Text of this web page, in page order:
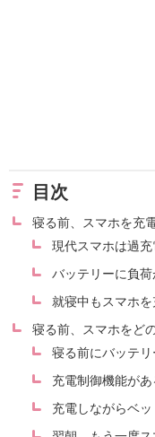
目次
寝る前、スマホを充
現代スマホは過
バッテリーに負
就寝中もスマホ
寝る前、スマホをど
寝る前にバッテ
充電制御機能が
充電しながらベ